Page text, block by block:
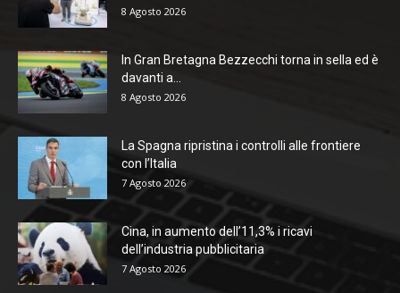
8 Agosto 2026
In Gran Bretagna Bezzecchi torna in sella ed è
davanti a...
8 Agosto 2026
La Spagna ripristina i controlli alle frontiere
con l’Italia
7 Agosto 2026
Cina, in aumento dell’11,3% i ricavi
dell’industria pubblicitaria
7 Agosto 2026